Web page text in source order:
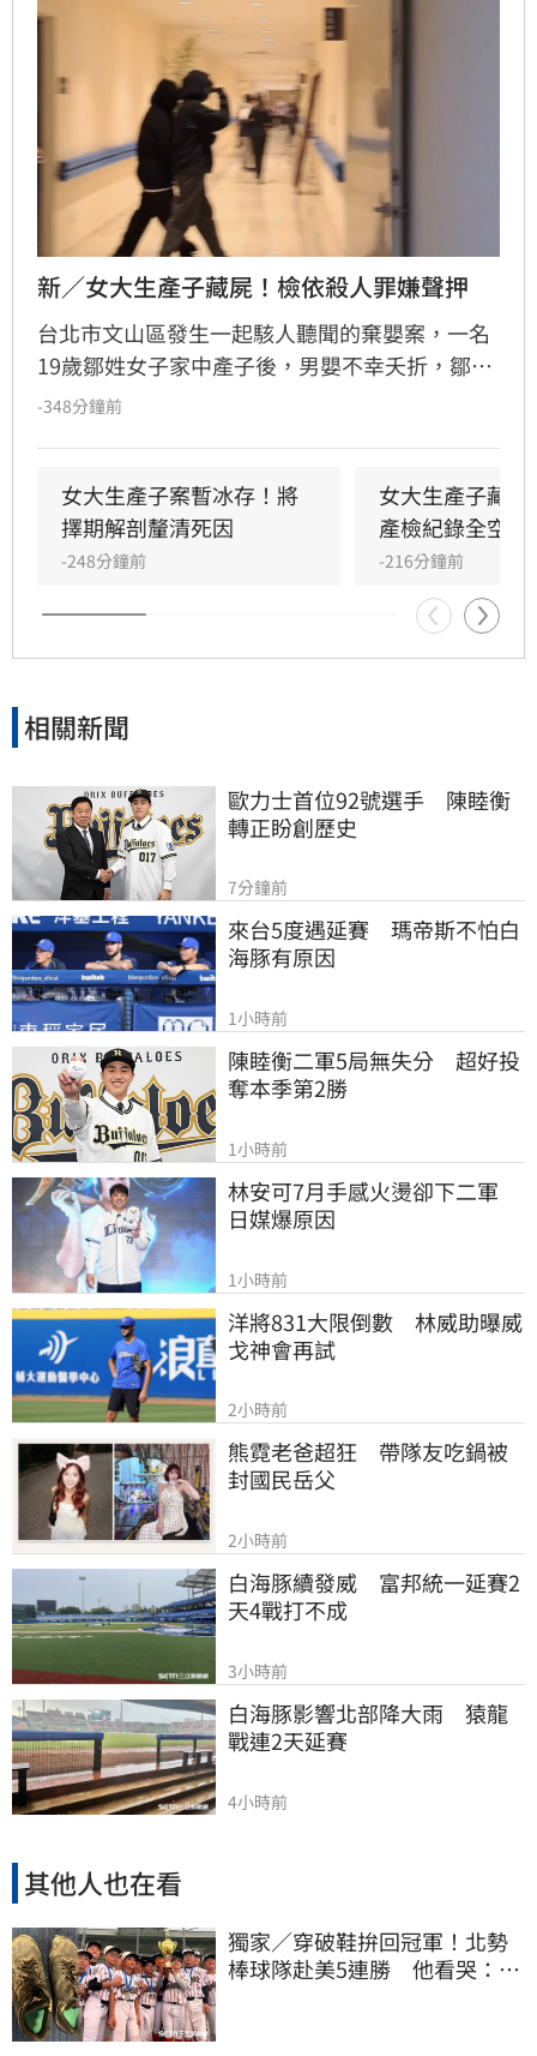
新／女大生產子藏屍！檢依殺人罪嫌聲押
台北市文山區發生一起駭人聽聞的棄嬰案，一名
19歲鄒姓女子家中產子後，男嬰不幸夭折，鄒女
竟未報案，反而將屍體包裹藏匿於房內。直至數
步尚無法確認男嬰死因，後續將擇期解剖釐清。
檢察官複訊後，認定鄒女涉犯殺人罪嫌重大，且
有湮滅證據之虞，已向台北地方法院聲請羈押，
-348分鐘前
女大生產子案暫冰存！將
擇期解剖釐清死因
-248分鐘前
女大生產子藏
產檢紀錄全空白
-216分鐘前
相關新聞
歐力士首位92號選手　陳睦衡
轉正盼創歷史
7分鐘前
來台5度遇延賽　瑪帝斯不怕白
海豚有原因
1小時前
陳睦衡二軍5局無失分　超好投
奪本季第2勝
1小時前
林安可7月手感火燙卻下二軍
日媒爆原因
1小時前
洋將831大限倒數　林威助曝威
戈神會再試
2小時前
熊霓老爸超狂　帶隊友吃鍋被
封國民岳父
2小時前
白海豚續發威　富邦統一延賽2
天4戰打不成
3小時前
白海豚影響北部降大雨　猿龍
戰連2天延賽
4小時前
其他人也在看
獨家／穿破鞋拚回冠軍！北勢
棒球隊赴美5連勝 他看哭：台